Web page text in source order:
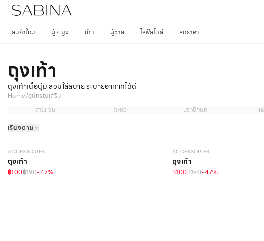
สินค้าใหม่ ผู้หญิง เด็ก ผู้ชาย ไลฟ์สไตล์ ลดราคา
ถุงเท้า
ถุงเท้าเนื้อนุ่ม สวมใส่สบาย ระบายอากาศได้ดี
Home/อุปกรณ์เสริม
สายแขน
ตะขอ บราปีกนก แ
เรียงตาม
ACCESSORIES
ถุงเท้า
฿100฿190-47%
ACCESSORIES
ถุงเท้า
฿100฿190-47%